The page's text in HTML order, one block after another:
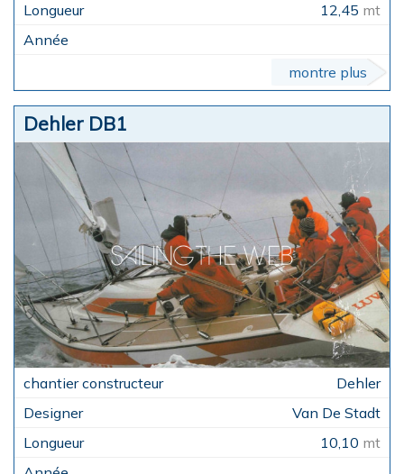
12,45 mt
montre plus
Dehler DB1
Dehler
Van De Stadt
10,10 mt